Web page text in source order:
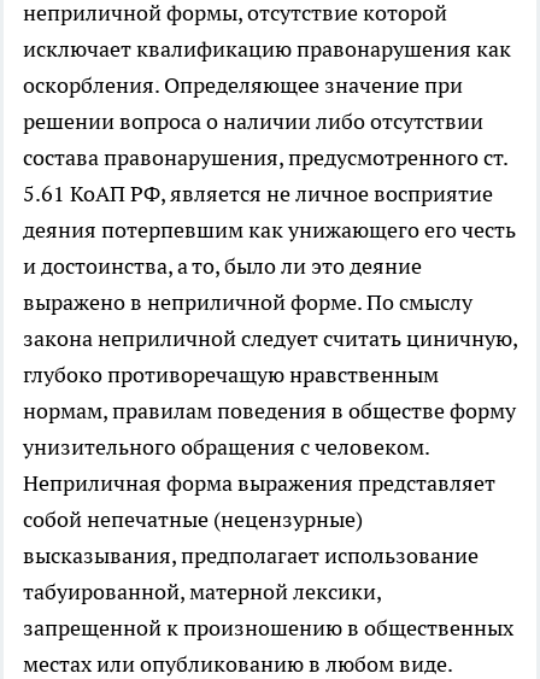
неприличной формы, отсутствие которой
исключает квалификацию правонарушения как
оскорбления. Определяющее значение при
решении вопроса о наличии либо отсутствии
состава правонарушения, предусмотренного ст.
5.61 КоАП РФ, является не личное восприятие
деяния потерпевшим как унижающего его честь
и достоинства, а то, было ли это деяние
выражено в неприличной форме. По смыслу
закона неприличной следует считать циничную,
глубоко противоречащую нравственным
нормам, правилам поведения в обществе форму
унизительного обращения с человеком.
Неприличная форма выражения представляет
собой непечатные (нецензурные)
высказывания, предполагает использование
табуированной, матерной лексики,
запрещенной к произношению в общественных
местах или опубликованию в любом виде.